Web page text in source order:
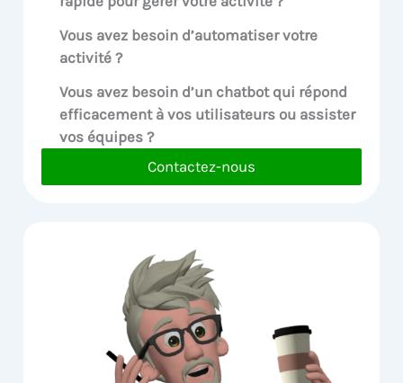
Vous avez besoin d’automatiser votre
activité ?
Vous avez besoin d’un chatbot qui répond
efficacement à vos utilisateurs ou assister
vos équipes ?
Contactez-nous